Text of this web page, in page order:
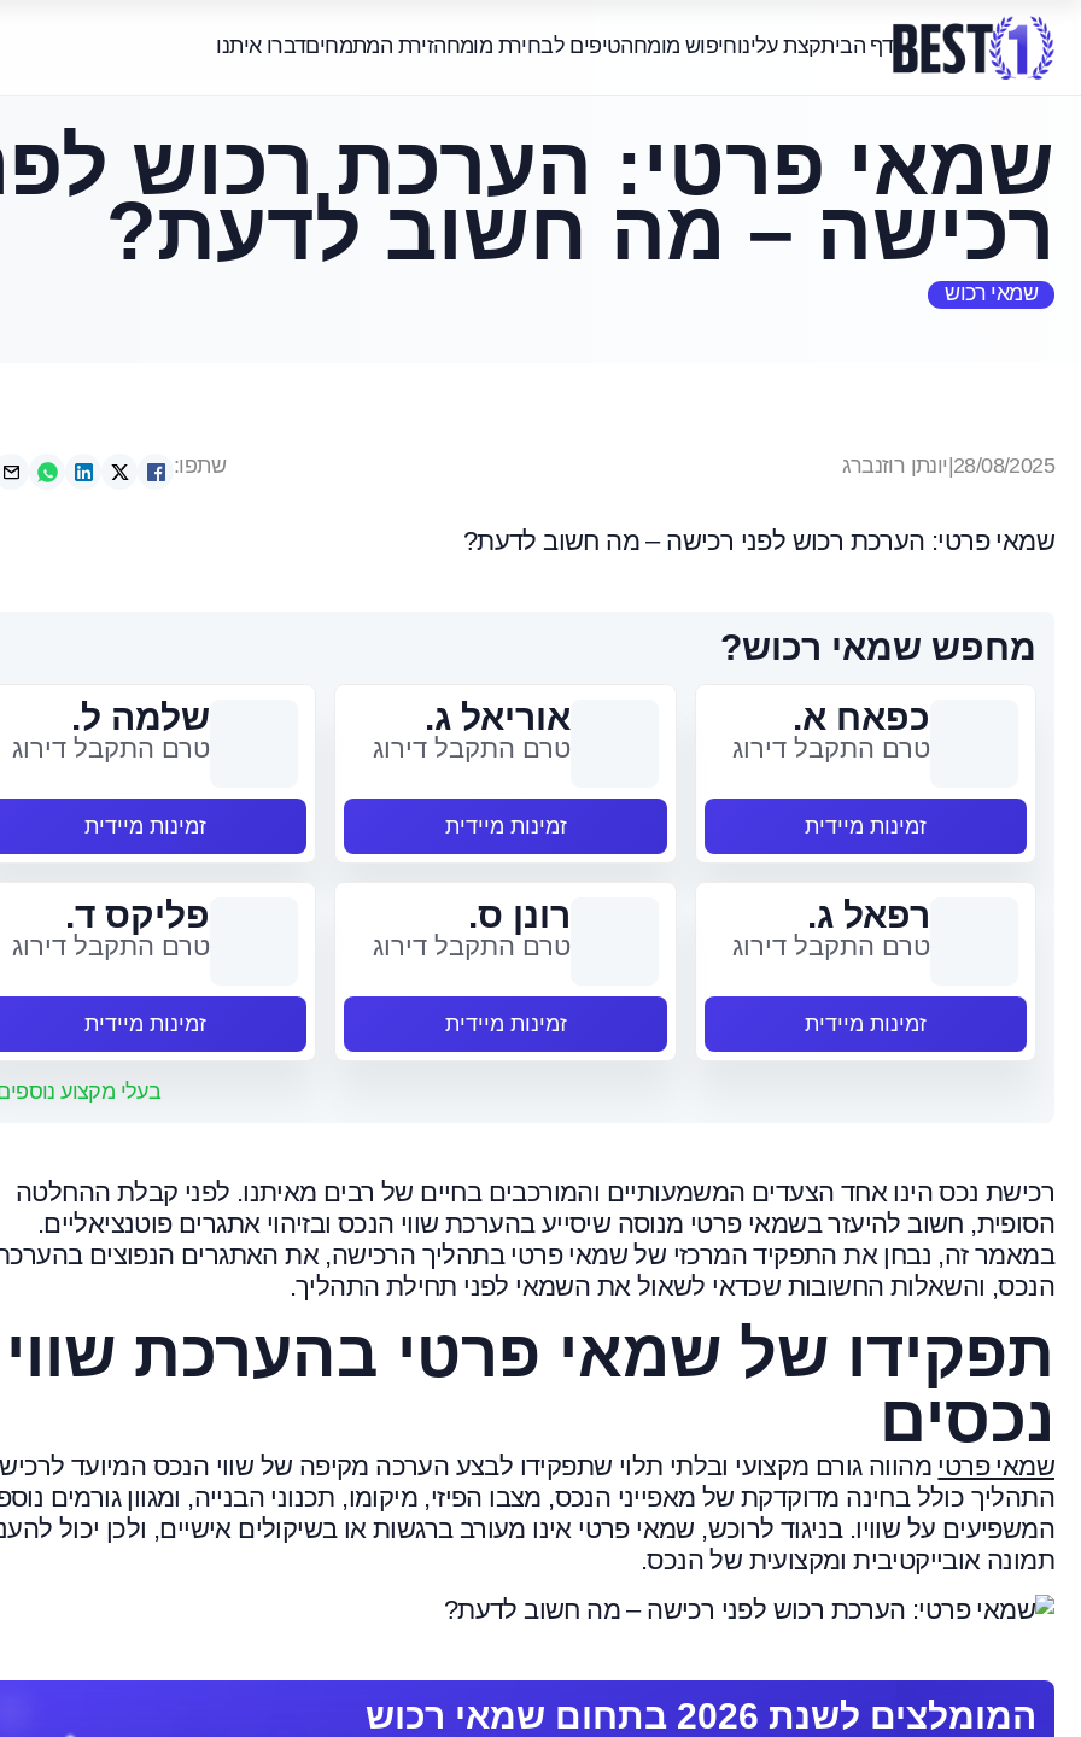
דף הביתקצת עלינוחיפוש מומחהטיפים לבחירת מומחהזירת המתמחיםדברו איתנו
שמאי פרטי: הערכת רכוש
רכישה – מה חשוב לדעת?
שמאי רכוש
28/08/2025 יונתן רוזנברג שתפו:
שמאי פרטי: הערכת רכוש לפני רכישה – מה חשוב לדעת?
מחפש שמאי רכוש?
כפאח א.
טרם התקבל דירוג
זמינות מיידית
אוריאל ג.
טרם התקבל דירוג
זמינות מיידית
שלמה ל.
טרם התקבל דירוג
זמינות מיידית
רפאל ג.
טרם התקבל דירוג
זמינות מיידית
רונן ס.
טרם התקבל דירוג
זמינות מיידית
פליקס ד.
טרם התקבל דירוג
זמינות מיידית
בעלי מקצוע
רכישת נכס הינו אחד הצעדים המשמעותיים והמורכבים בחיים של רבים מאיתנו. לפני קבלת ההחלטה
הסופית, חשוב להיעזר בשמאי פרטי מנוסה שיסייע בהערכת שווי הנכס ובזיהוי אתגרים פוטנציאליים.
במאמר זה, נבחן את התפקיד המרכזי של שמאי פרטי בתהליך הרכישה, את האתגרים הנפוצים
הנכס, והשאלות החשובות שכדאי לשאול את השמאי לפני תחילת התהליך.
תפקידו של שמאי פרטי בהערכת שווי
נכסים
שמאי פרטי מהווה גורם מקצועי ובלתי תלוי שתפקידו לבצע הערכה מקיפה של שווי הנכס המיועד
התהליך כולל בחינה מדוקדקת של מאפייני הנכס, מצבו הפיזי, מיקומו, תכנוני הבנייה, ומגוון גורמים
המשפיעים על שוויו. בניגוד לרוכש, שמאי פרטי אינו מעורב ברגשות או בשיקולים אישיים, ולכן יכול
תמונה אובייקטיבית ומקצועית של הנכס.
המומלצים לשנת 2026 בתחום שמאי רכוש